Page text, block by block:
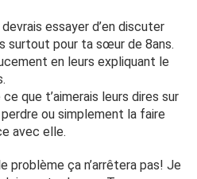
essayer d’en discuter
surtout pour ta sœur de 8ans.
en leurs expliquant le
que t’aimerais leurs dires sur
ou simplement la faire
avec elle.
problème ça n’arrêtera pas! Je